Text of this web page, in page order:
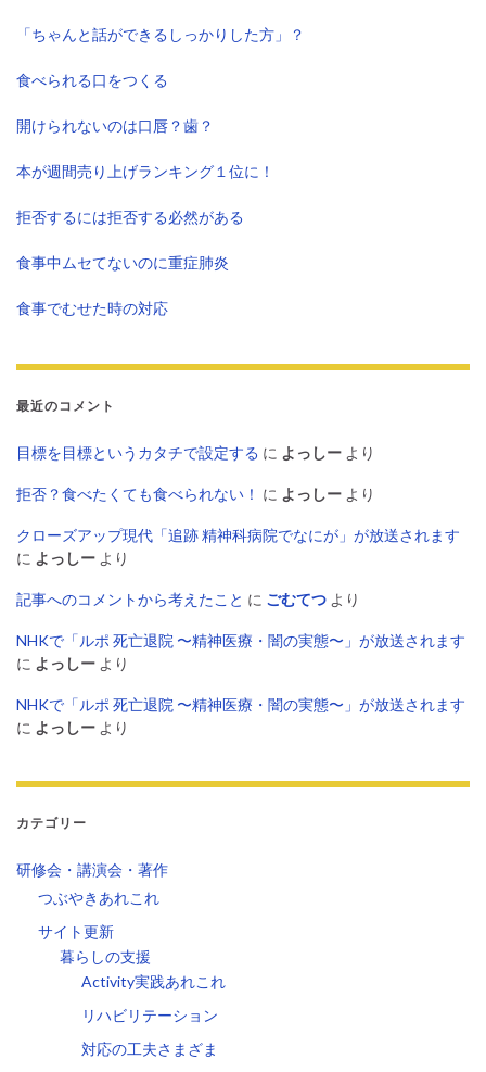
「ちゃんと話ができるしっかりした方」？
食べられる口をつくる
開けられないのは口唇？歯？
本が週間売り上げランキング１位に！
拒否するには拒否する必然がある
食事中ムセてないのに重症肺炎
食事でむせた時の対応
最近のコメント
目標を目標というカタチで設定する に よっしー より
拒否？食べたくても食べられない！ に よっしー より
クローズアップ現代「追跡 精神科病院でなにが」が放送されます
に よっしー より
記事へのコメントから考えたこと に ごむてつ より
NHKで「ルポ 死亡退院 〜精神医療・闇の実態〜」が放送されます
に よっしー より
NHKで「ルポ 死亡退院 〜精神医療・闇の実態〜」が放送されます
に よっしー より
カテゴリー
研修会・講演会・著作
つぶやきあれこれ
サイト更新
暮らしの支援
Activity実践あれこれ
リハビリテーション
対応の工夫さまざま